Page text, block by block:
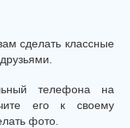
сделать классные
телефона на
его к своему
фото.